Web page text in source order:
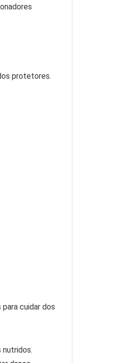
protetores.
cuidar dos
nutridos.